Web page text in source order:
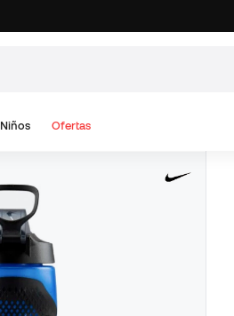
Niños Ofertas